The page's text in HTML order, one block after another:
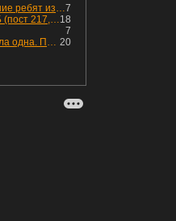
7
Генерация и сети: мнение ребят из индустрии
18
Почему я ненавижу ВТБ (пост 217, 12+)
7
20
Из 231 стратегии выжила одна. Показываю, как она устроена